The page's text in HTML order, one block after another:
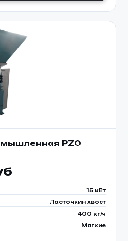
PZO
15 кВт
Ласточкин хвост
400 кг/ч
Мягкие